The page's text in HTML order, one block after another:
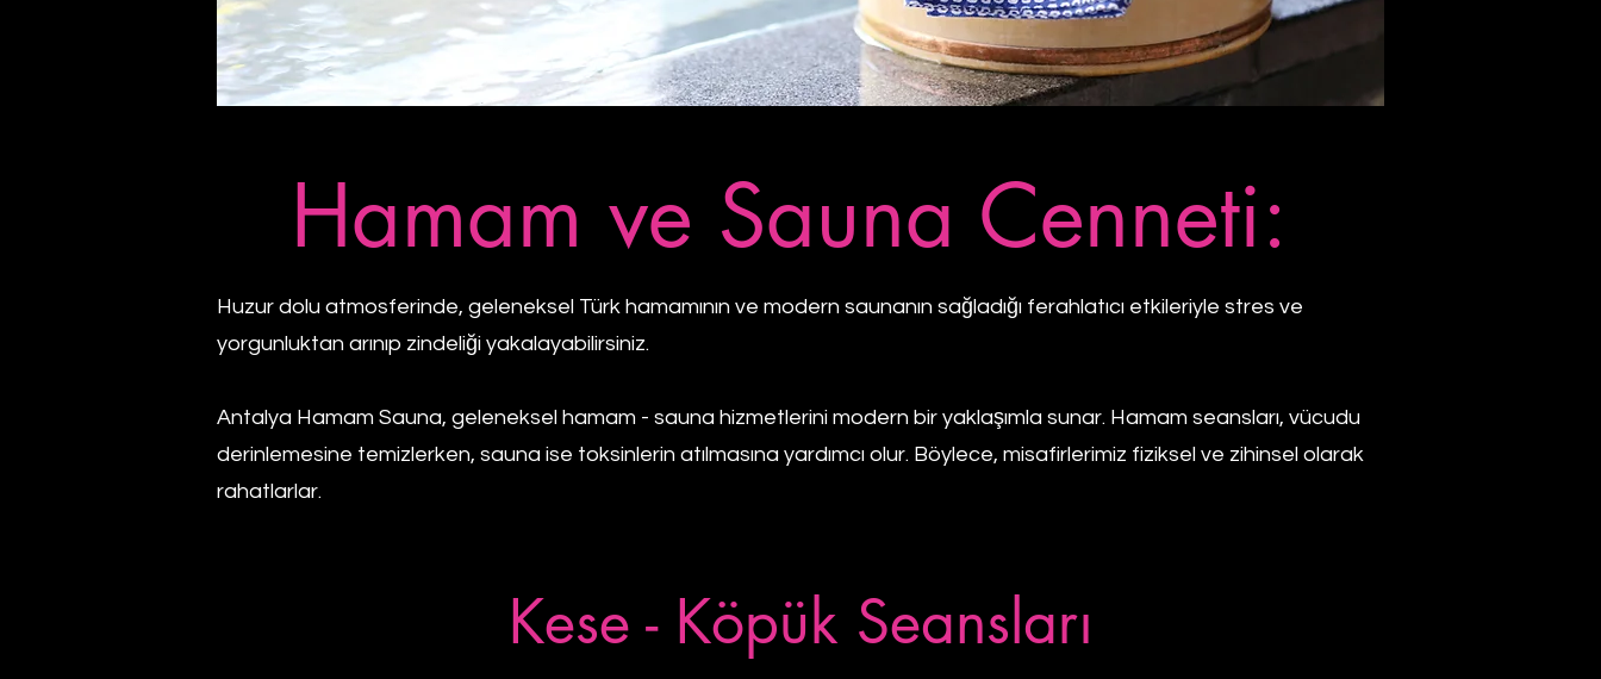
Hamam ve Sauna Cenneti:
Huzur dolu atmosferinde, geleneksel Türk hamamının ve modern saunanın sağladığı ferahlatıcı etkileriyle stres ve
yorgunluktan arınıp zindeliği yakalayabilirsiniz.
Antalya Hamam Sauna, geleneksel hamam - sauna hizmetlerini modern bir yaklaşımla sunar. Hamam seansları, vücudu
derinlemesine temizlerken, sauna ise toksinlerin atılmasına yardımcı olur. Böylece, misafirlerimiz fiziksel ve zihinsel olarak
rahatlarlar.
Kese - Köpük Seansları